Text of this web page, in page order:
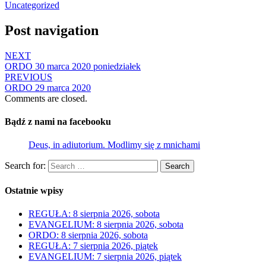
Uncategorized
Post navigation
NEXT
ORDO 30 marca 2020 poniedziałek
PREVIOUS
ORDO 29 marca 2020
Comments are closed.
Bądź z nami na facebooku
Deus, in adiutorium. Modlimy się z mnichami
Search for: Search
Ostatnie wpisy
REGUŁA: 8 sierpnia 2026, sobota
EVANGELIUM: 8 sierpnia 2026, sobota
ORDO: 8 sierpnia 2026, sobota
REGUŁA: 7 sierpnia 2026, piątek
EVANGELIUM: 7 sierpnia 2026, piątek